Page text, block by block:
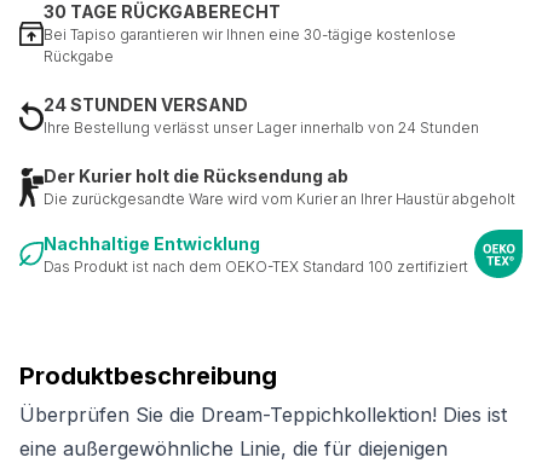
Produktbeschreibung
Überprüfen Sie die Dream-Teppichkollektion! Dies ist
eine außergewöhnliche Linie, die für diejenigen
30 TAGE RÜCKGABERECHT
Bei Tapiso garantieren wir Ihnen eine 30-tägige kostenlose
Rückgabe
24 STUNDEN VERSAND
Ihre Bestellung verlässt unser Lager innerhalb von 24 Stunden
Der Kurier holt die Rücksendung ab
Die zurückgesandte Ware wird vom Kurier an Ihrer Haustür abgeholt
Nachhaltige Entwicklung
Das Produkt ist nach dem OEKO-TEX Standard 100 zertifiziert